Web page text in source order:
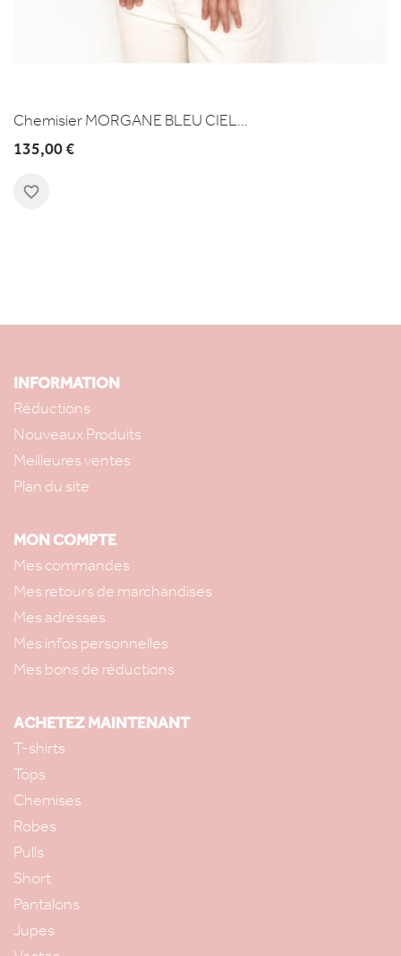
Chemisier MORGANE BLEU CIEL...
135,00 €
favorite_border
INFORMATION
Réductions
Nouveaux Produits
Meilleures ventes
Plan du site
MON COMPTE
Mes commandes
Mes retours de marchandises
Mes adresses
Mes infos personnelles
Mes bons de réductions
ACHETEZ MAINTENANT
T-shirts
Tops
Chemises
Robes
Pulls
Short
Pantalons
Jupes